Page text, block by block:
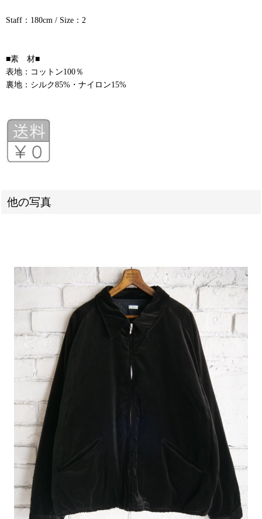
Staff：180cm / Size：2
■素 材■
表地：コットン100％
裏地：シルク85%・ナイロン15%
他の写真